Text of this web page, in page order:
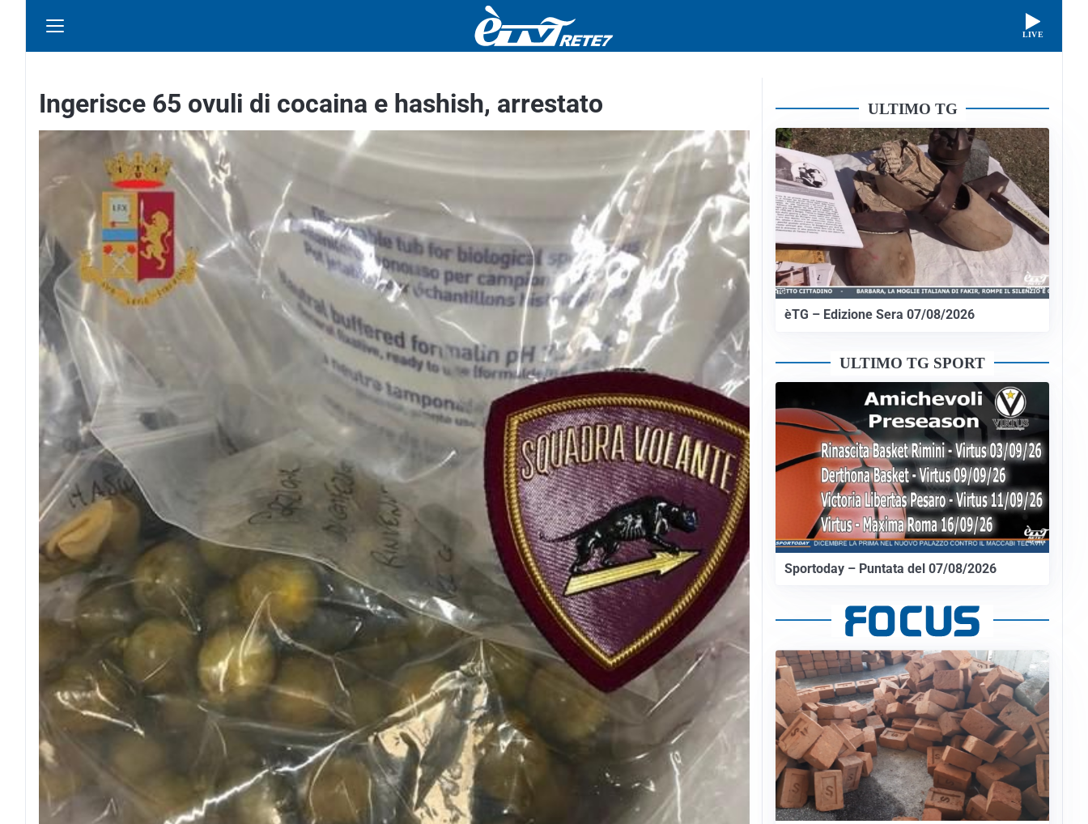
LIVE
Ingerisce 65 ovuli di cocaina e hashish, arrestato ULTIMO TG
èTG – Edizione Sera 07/08/2026
ULTIMO TG SPORT
Sportoday – Puntata del 07/08/2026